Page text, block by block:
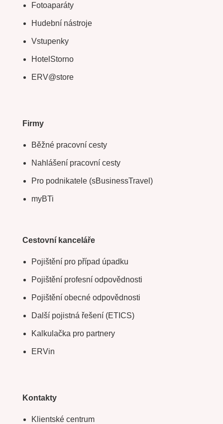
Fotoaparáty
Hudební nástroje
Vstupenky
HotelStorno
ERV@store
Firmy
Běžné pracovní cesty
Nahlášení pracovní cesty
Pro podnikatele (sBusinessTravel)
myBTi
Cestovní kanceláře
Pojištění pro případ úpadku
Pojištění profesní odpovědnosti
Pojištění obecné odpovědnosti
Další pojistná řešení (ETICS)
Kalkulačka pro partnery
ERVin
Kontakty
Klientské centrum